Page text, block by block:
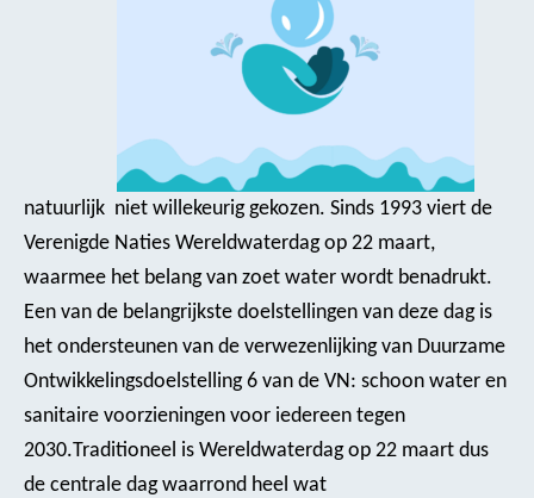
natuurlijk niet willekeurig gekozen. Sinds 1993 viert de
Verenigde Naties Wereldwaterdag op 22 maart,
waarmee het belang van zoet water wordt benadrukt.
Een van de belangrijkste doelstellingen van deze dag is
het ondersteunen van de verwezenlijking van Duurzame
Ontwikkelingsdoelstelling 6 van de VN: schoon water en
sanitaire voorzieningen voor iedereen tegen
2030.Traditioneel is Wereldwaterdag op 22 maart dus
de centrale dag waarrond heel wat